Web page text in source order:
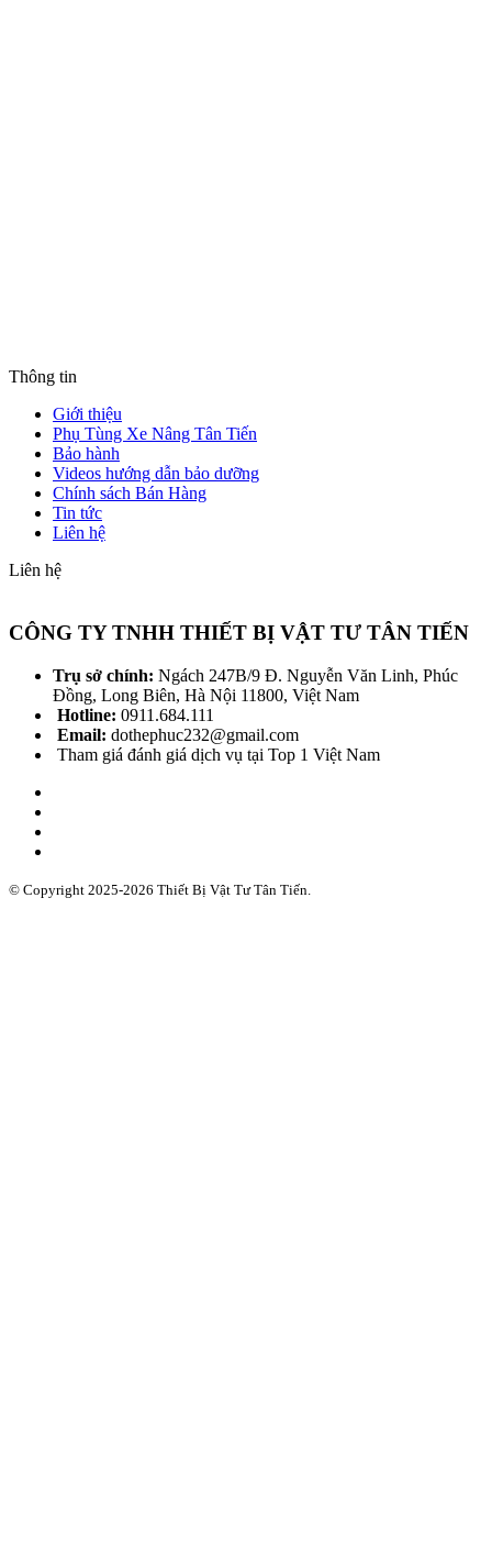
Thông tin
Giới thiệu
Phụ Tùng Xe Nâng Tân Tiến
Bảo hành
Videos hướng dẫn bảo dưỡng
Chính sách Bán Hàng
Tin tức
Liên hệ
Liên hệ
CÔNG TY TNHH THIẾT BỊ VẬT TƯ TÂN TIẾN
Trụ sở chính: Ngách 247B/9 Đ. Nguyễn Văn Linh, Phúc
Đồng, Long Biên, Hà Nội 11800, Việt Nam
Hotline: 0911.684.111
Email: dothephuc232@gmail.com
Tham giá đánh giá dịch vụ tại Top 1 Việt Nam
© Copyright 2025-2026 Thiết Bị Vật Tư Tân Tiến.